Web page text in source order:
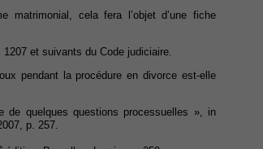
matrimonial, cela fera l’objet d’une fiche
et suivants du Code judiciaire.
pendant la procédure en divorce est-elle
de quelques questions processuelles », in
p. 257.